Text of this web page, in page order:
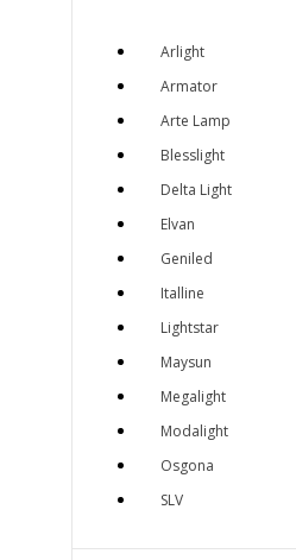
Arlight
Armator
Arte Lamp
Blesslight
Delta Light
Elvan
Geniled
Italline
Lightstar
Maysun
Megalight
Modalight
Osgona
SLV